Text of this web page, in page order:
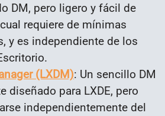
DM, pero ligero y fácil de
requiere de mínimas
y es independiente de los
(LXDM): Un sencillo DM
diseñado para LXDE, pero
independientemente del